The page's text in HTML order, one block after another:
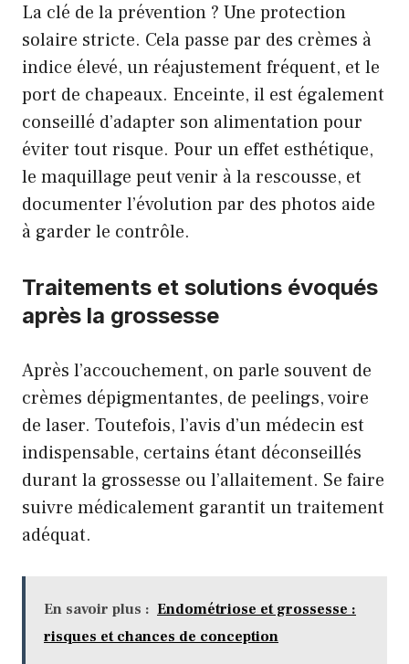
La clé de la prévention ? Une protection
solaire stricte. Cela passe par des crèmes à
indice élevé, un réajustement fréquent, et le
port de chapeaux. Enceinte, il est également
conseillé d’adapter son alimentation pour
éviter tout risque. Pour un effet esthétique,
le maquillage peut venir à la rescousse, et
documenter l’évolution par des photos aide
à garder le contrôle.
Traitements et solutions évoqués
après la grossesse
Après l’accouchement, on parle souvent de
crèmes dépigmentantes, de peelings, voire
de laser. Toutefois, l’avis d’un médecin est
indispensable, certains étant déconseillés
durant la grossesse ou l’allaitement. Se faire
suivre médicalement garantit un traitement
adéquat.
En savoir plus : Endométriose et grossesse :
risques et chances de conception